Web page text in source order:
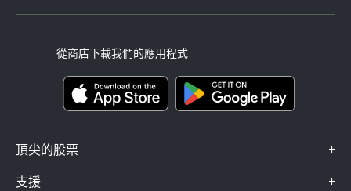
從商店下載我們的應用程式
頂尖的股票 +
支援 +
風險揭露
關鍵資訊文件
投訴資料（FCA 客戶）
投資保險